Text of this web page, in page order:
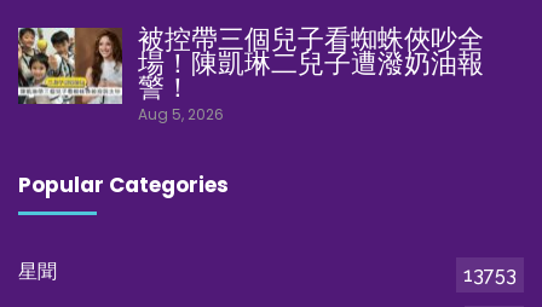
被控帶三個兒子看蜘蛛俠吵全
場！陳凱琳二兒子遭潑奶油報
警！
Aug 5, 2026
Popular Categories
星聞
13753